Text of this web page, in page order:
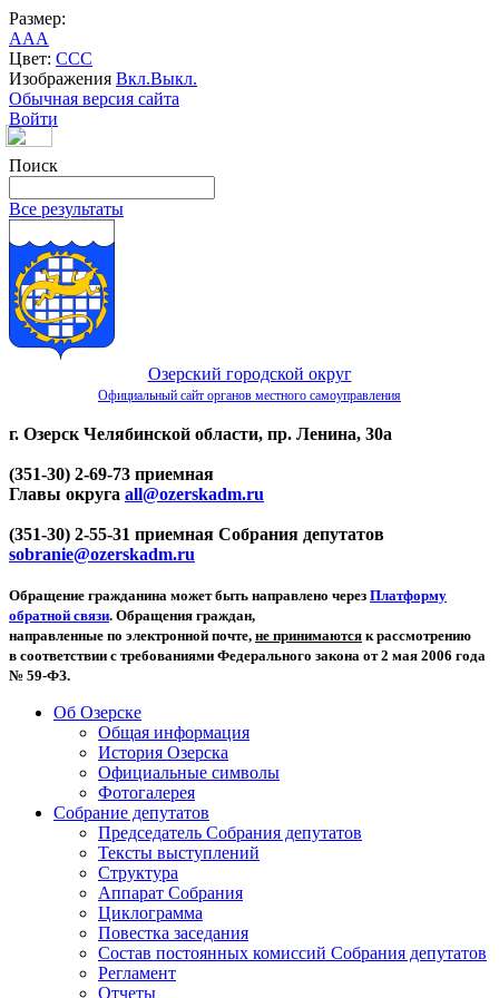
Размер:
AAA
Цвет: CCC
Изображения Вкл.Выкл.
Обычная версия сайта
Войти
Поиск
Все результаты
Озерский городской округ
Официальный сайт органов местного самоуправления
г. Озерск Челябинской области, пр. Ленина, 30а
(351-30) 2-69-73 приемная
Главы округа all@ozerskadm.ru
(351-30) 2-55-31 приемная Собрания депутатов
sobranie@ozerskadm.ru
Обращение гражданина может быть направлено через Платформу
обратной связи. Обращения граждан,
направленные по электронной почте, не принимаются к рассмотрению
в соответствии с требованиями Федерального закона от 2 мая 2006 года
№ 59-ФЗ.
Об Озерске
Общая информация
История Озерска
Официальные символы
Фотогалерея
Собрание депутатов
Председатель Собрания депутатов
Тексты выступлений
Структура
Аппарат Собрания
Циклограмма
Повестка заседания
Состав постоянных комиссий Собрания депутатов
Регламент
Отчеты